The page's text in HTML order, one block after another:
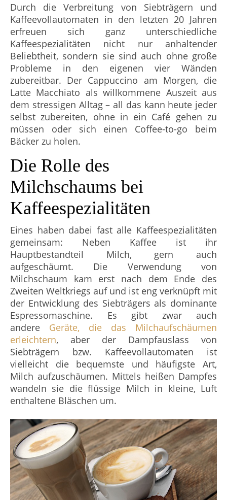
Durch die Verbreitung von Siebträgern und
Kaffeevollautomaten in den letzten 20 Jahren
erfreuen sich ganz unterschiedliche
Kaffeespezialitäten nicht nur anhaltender
Beliebtheit, sondern sie sind auch ohne große
Probleme in den eigenen vier Wänden
zubereitbar. Der Cappuccino am Morgen, die
Latte Macchiato als willkommene Auszeit aus
dem stressigen Alltag – all das kann heute jeder
selbst zubereiten, ohne in ein Café gehen zu
müssen oder sich einen Coffee-to-go beim
Bäcker zu holen.
Die Rolle des
Milchschaums bei
Kaffeespezialitäten
Eines haben dabei fast alle Kaffeespezialitäten
gemeinsam: Neben Kaffee ist ihr
Hauptbestandteil Milch, gern auch
aufgeschäumt. Die Verwendung von
Milchschaum kam erst nach dem Ende des
Zweiten Weltkriegs auf und ist eng verknüpft mit
der Entwicklung des Siebträgers als dominante
Espressomaschine. Es gibt zwar auch
andere Geräte, die das Milchaufschäumen
erleichtern, aber der Dampfauslass von
Siebträgern bzw. Kaffeevollautomaten ist
vielleicht die bequemste und häufigste Art,
Milch aufzuschäumen. Mittels heißen Dampfes
wandeln sie die flüssige Milch in kleine, Luft
enthaltene Bläschen um.